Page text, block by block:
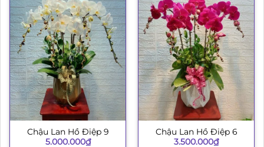
Chậu Lan Hồ Điệp 9
5.000.000₫
Chậu Lan Hồ Điệp 6
3.500.000₫